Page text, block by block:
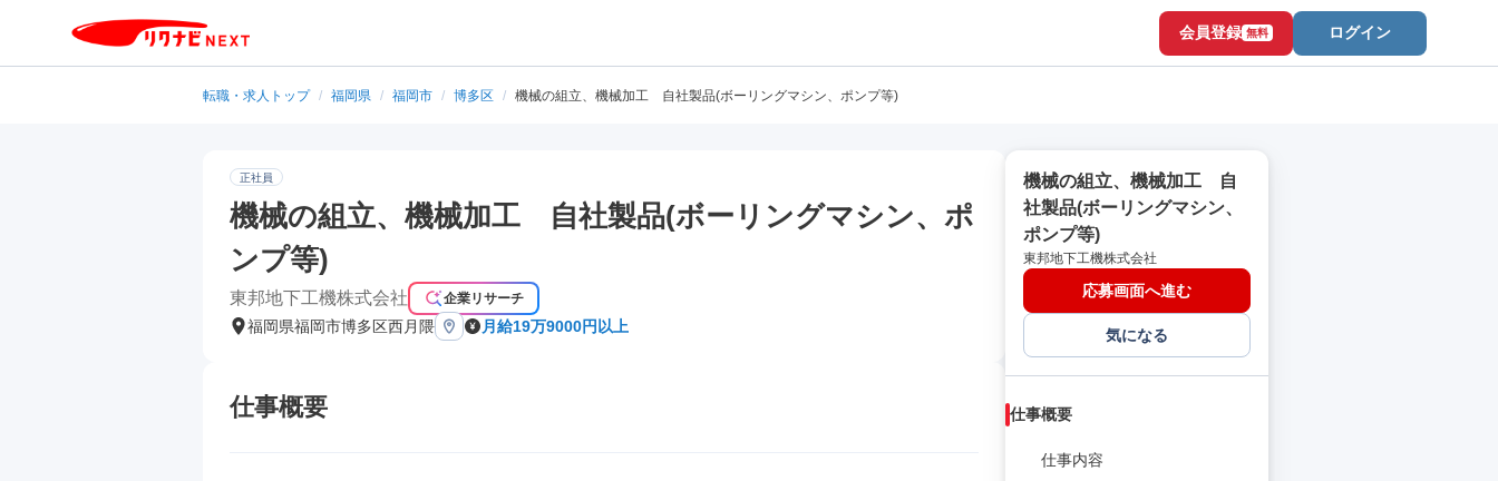
会員登録 無料 ログイン
転職・求人トップ / 福岡県 / 福岡市 / 博多区 / 機械の組立、機械加工 自社製品(ボーリングマシン、ポンプ等)
正社員
機械の組立、機械加工 自社製品(ボーリングマシン、ポ
ンプ等)
東邦地下工機株式会社 企業リサーチ
福岡県福岡市博多区西月隈 月給19万9000円以上
仕事概要
機械の組立、機械加工 自
社製品(ボーリングマシン、
ポンプ等)
東邦地下工機株式会社
応募画面へ進む
気になる
仕事概要
仕事内容